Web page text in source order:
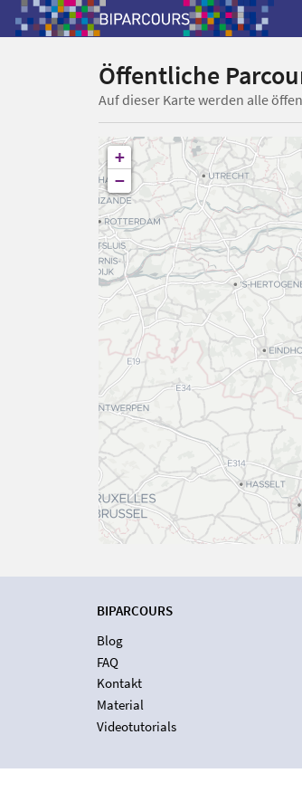
Öffentliche
Auf dieser Karte werden alle
+
−
BIPARCOURS
Blog
FAQ
Kontakt
Material
Videotutorials